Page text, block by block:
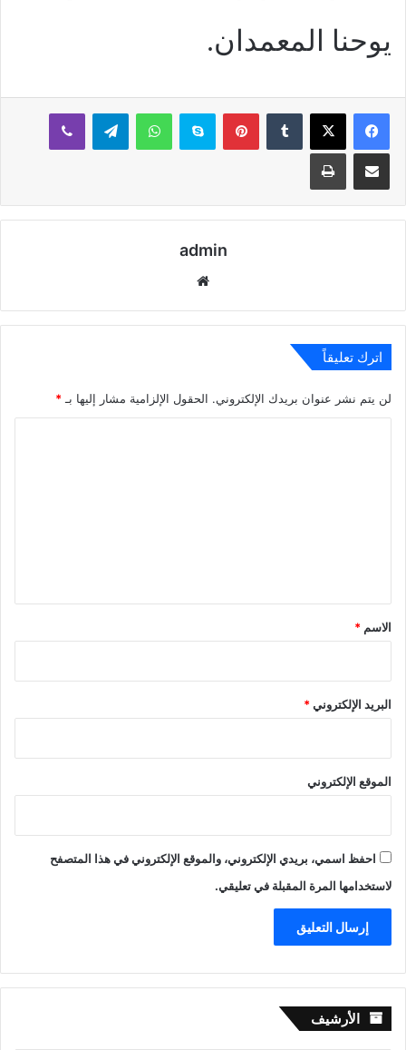
يوحنا المعمدان.
بينتيريستسكايب واتساب تيلقرام ڤايبر
مشاركة عبر البريد طباعة
admin
اترك تعليقاً
لن يتم نشر عنوان بريدك الإلكتروني. الحقول الإلزامية مشار إليها بـ *
*
الاسم *
البريد الإلكتروني*
الموقع الإلكتروني
احفظ اسمي، بريدي الإلكتروني، والموقع الإلكتروني في هذا المتصفح
لاستخدامها المرة المقبلة في تعليقي.
الأرشيف الأرشيف